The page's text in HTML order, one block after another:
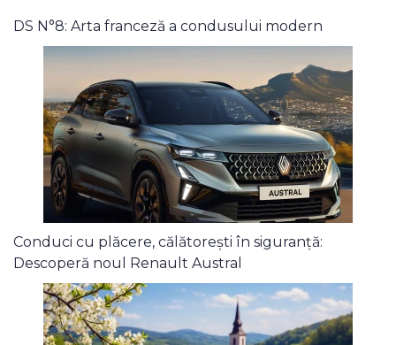
DS N°8: Arta franceză a condusului modern
Conduci cu plăcere, călătorești în siguranță:
Descoperă noul Renault Austral